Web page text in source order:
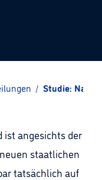
/ Studie:
ist angesichts der
staatlichen
tatsächlich auf